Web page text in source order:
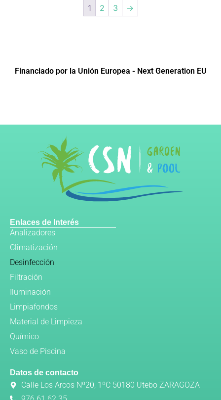
1 2 3 →
Financiado por la Unión Europea - Next Generation EU
Enlaces de Interés
Analizadores
Climatización
Desinfección
Filtración
Iluminación
Limpiafondos
Material de Limpieza
Químico
Vaso de Piscina
Datos de contacto
Calle Los Arcos Nº20, 1ºC 50180 Utebo ZARAGOZA